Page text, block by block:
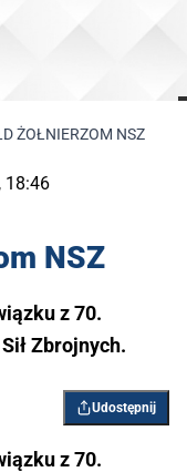
ŻOŁNIERZOM NSZ
18:46
NSZ
z 70.
Zbrojnych.
Udostępnij
z 70.